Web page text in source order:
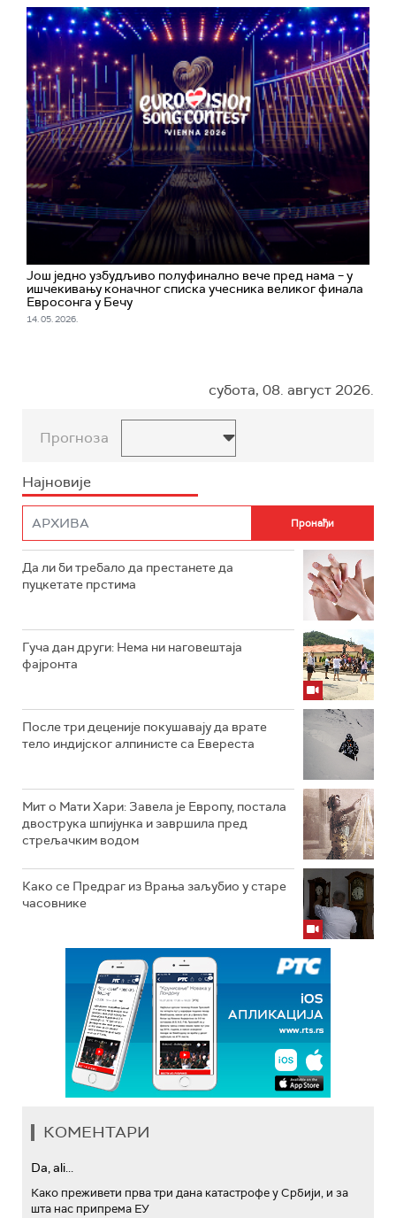
Још једно узбудљиво полуфинално вече пред нама – у
ишчекивању коначног списка учесника великог финала
Евросонга у Бечу
14. 05. 2026.
субота, 08. август 2026.
Прогноза
Најновије
Да ли би требало да престанете да
пуцкетате прстима
Гуча дан други: Нема ни наговештаја
фајронта
После три деценије покушавају да врате
тело индијског алпинисте са Евереста
Мит о Мати Хари: Завела је Европу, постала
двострука шпијунка и завршила пред
стрељачким водом
Како се Предраг из Врања заљубио у старе
часовнике
КОМЕНТАРИ
Da, ali...
Како преживети прва три дана катастрофе у Србији, и за
шта нас припрема ЕУ